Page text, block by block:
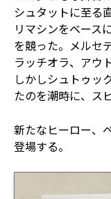
シュタットに至る
リマシンをベース
を競った。メルセ
ラッチオラ、アウ
しかしシュトゥッ
たのを潮時に、ス
新たなヒーロー、
登場する。